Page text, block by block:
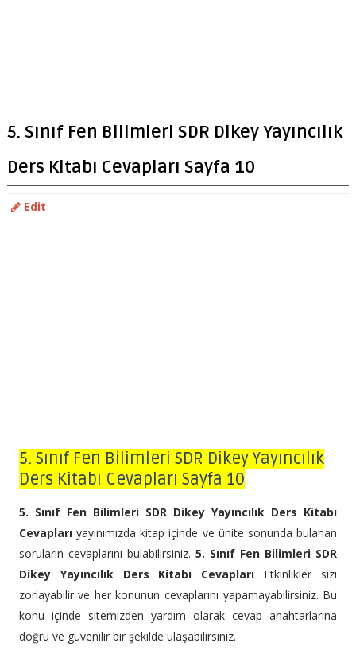
5. Sınıf Fen Bilimleri SDR Dikey Yayıncılık
Ders Kitabı Cevapları Sayfa 10
Edit
5. Sınıf Fen Bilimleri SDR Dikey Yayıncılık
Ders Kitabı Cevapları Sayfa 10
5. Sınıf Fen Bilimleri SDR Dikey Yayıncılık Ders Kitabı
Cevapları yayınımızda kitap içinde ve ünite sonunda bulanan
soruların cevaplarını bulabilirsiniz. 5. Sınıf Fen Bilimleri SDR
Dikey Yayıncılık Ders Kitabı Cevapları Etkinlikler sizi
zorlayabilir ve her konunun cevaplarını yapamayabilirsiniz. Bu
konu içinde sitemizden yardım olarak cevap anahtarlarına
doğru ve güvenilir bir şekilde ulaşabilirsiniz.